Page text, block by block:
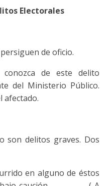
Electorales
de oficio.
de este delito
del Ministerio Público.
afectado.
son delitos graves. Dos
en alguno de éstos